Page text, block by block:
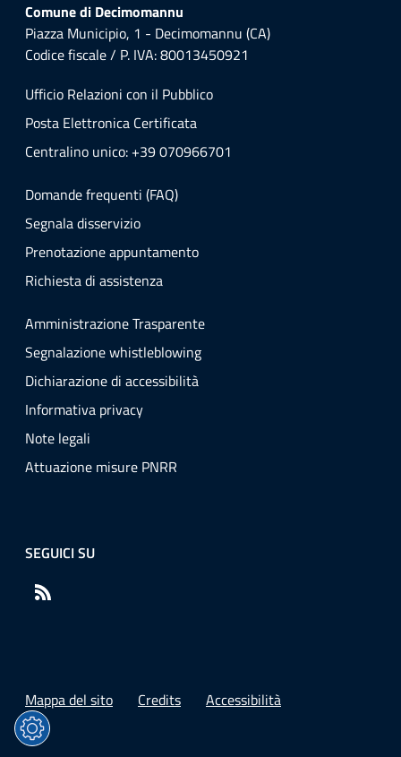
Comune di Decimomannu
Piazza Municipio, 1 - Decimomannu (CA)
Codice fiscale / P. IVA: 80013450921
Ufficio Relazioni con il Pubblico
Posta Elettronica Certificata
Centralino unico: +39 070966701
Domande frequenti (FAQ)
Segnala disservizio
Prenotazione appuntamento
Richiesta di assistenza
Amministrazione Trasparente
Segnalazione whistleblowing
Dichiarazione di accessibilità
Informativa privacy
Note legali
Attuazione misure PNRR
SEGUICI SU
Mappa del sito Credits Accessibilità